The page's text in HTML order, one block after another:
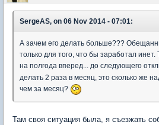
SergeAS, on 06 Nov 2014 - 07:01:
А зачем его делать больше???
только для того, что бы заработал инет.
на полгода вперед... до следующего
делать 2 раза в месяц, это сколько же
чем за месяц?
Там своя ситуация была, я съезжать